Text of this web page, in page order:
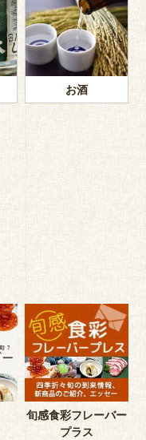
お酒
旬感食彩フレーバー
プラス